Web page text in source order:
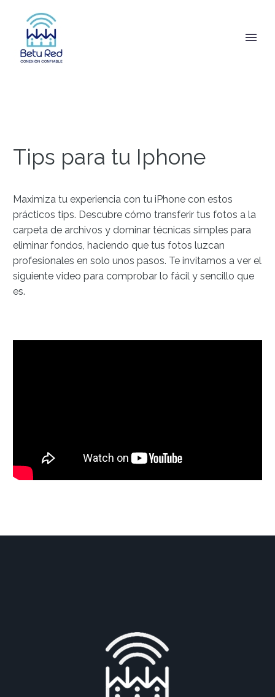
Tips para tu Iphone
Maximiza tu experiencia con tu iPhone con estos
prácticos tips. Descubre cómo transferir tus fotos a la
carpeta de archivos y dominar técnicas simples para
eliminar fondos, haciendo que tus fotos luzcan
profesionales en solo unos pasos. Te invitamos a ver el
siguiente video para comprobar lo fácil y sencillo que
es.